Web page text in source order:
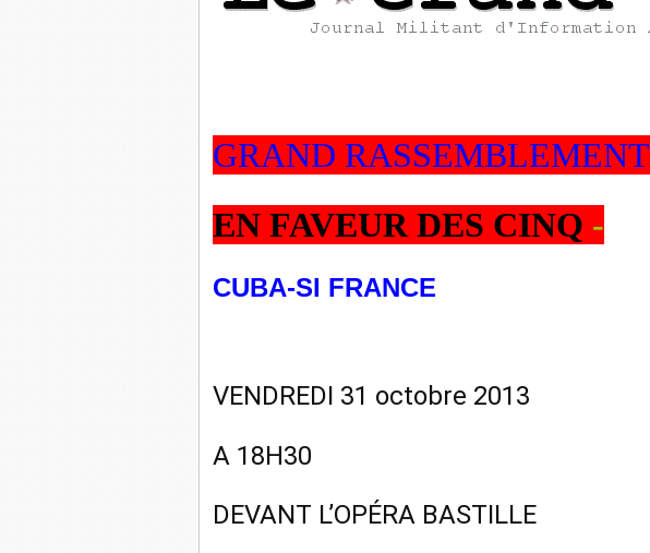
GRAND RASSEMBLEMENT
EN FAVEUR DES CINQ -
CUBA-SI FRANCE
VENDREDI 31 octobre 2013
A 18H30
DEVANT L’OPÉRA BASTILLE